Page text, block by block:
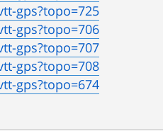
gps?topo=725
gps?topo=706
gps?topo=707
gps?topo=708
gps?topo=674